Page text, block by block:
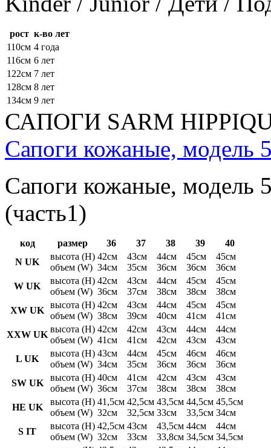
рост к-во лет
110см 4 года
116см 6 лет
122см 7 лет
128см 8 лет
134см 9 лет
САПОГИ SARM
Сапоги кожаные, модель
Сапоги кожаные, модель
(часть1)
код размер 36 37 38 39
40
N UK
высота (H)
объем (W)
42см
34см
43см
35см
44см
36см
45см
36см
45см
36см
W UK
высота (H)
объем (W)
42см
36см
43см
37см
44см
38см
45см
38см
45см
38см
XW UK
высота (H)
объем (W)
42см
38см
43см
39см
44см
40см
45см
41см
45см
41см
XXW UK
высота (H)
объем (W)
42см
41см
42см
41см
43см
42см
44см
43см
44см
43см
L UK
высота (H)
объем (W)
43см
34см
44см
35см
45см
36см
46см
36см
46см
36см
SW UK
высота (H)
объем (W)
40см
36см
41см
37см
42см
38см
43см
38см
43см
38см
HE UK
высота (H)
объем (W)
41,5см
32см
42,5см
32,5см
43,5см
33см
44,5см
33,5см
45,5см
34см
S IT
высота (H)
объем (W)
42,5см
32см
43см
33см
43,5см
33,8см
44см
34,5см
44см
34,5см